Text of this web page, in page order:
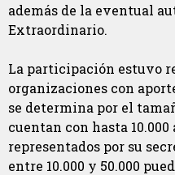
además de la eventual
Extraordinario.
La participación estuvo
organizaciones con
se determina por el
cuentan con hasta
representados por su
entre 10.000 y 50.000